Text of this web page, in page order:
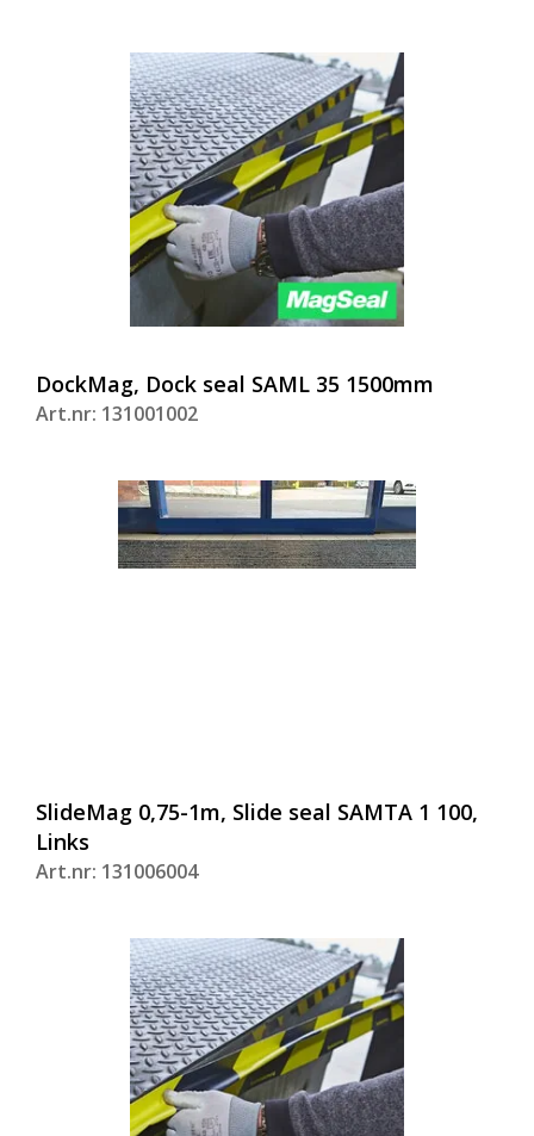
DockMag, Dock seal SAML 35 1500mm
Art.nr: 131001002
SlideMag 0,75-1m, Slide seal SAMTA 1 100,
Links
Art.nr: 131006004